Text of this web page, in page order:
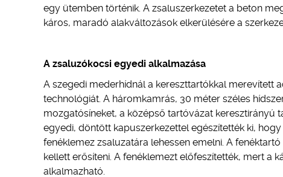
egy ütemben történik. A zsaluszerkezetet a beton
káros, maradó alakváltozások elkerülésére a
A zsaluzókocsi egyedi alkalmazása
A szegedi mederhídnál a kereszttartókkal merevített
technológiát. A háromkamrás, 30 méter széles
mozgatósíneket, a középső tartóvázat
egyedi, döntött kapuszerkezettel egészítették ki,
fenéklemez zsaluzatára lehessen emelni. A
kellett erősíteni. A fenéklemezt előfeszítették, mert a
alkalmazható.